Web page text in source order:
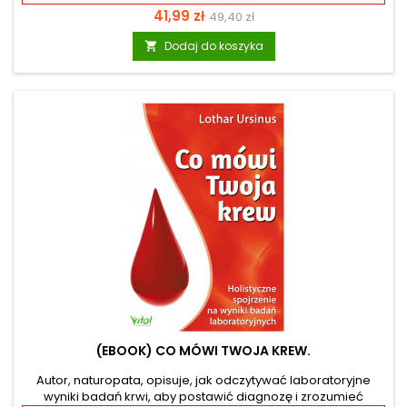
dotyku i stymulacji punktów energetycznych. Obok
szczegółowego opisu masażu erotycznego znajdziesz też
fantazyjne rytuały wzmagające siły witalne, zapewniające
przepływ energii w związku i szczęście. A mieszanki
intymności. Opanujesz...
Cena
41,99 zł Cena
podstawowa
49,40 zł
 Dodaj do koszyka
(EBOOK) CO MÓWI TWOJA KREW.
Autor, naturopata, opisuje, jak odczytywać laboratoryjne
wyniki badań krwi, aby postawić diagnozę i zrozumieć